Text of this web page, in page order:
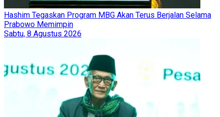
Hashim Tegaskan Program MBG Akan Terus Berjalan Selama
Prabowo Memimpin
Sabtu, 8 Agustus 2026